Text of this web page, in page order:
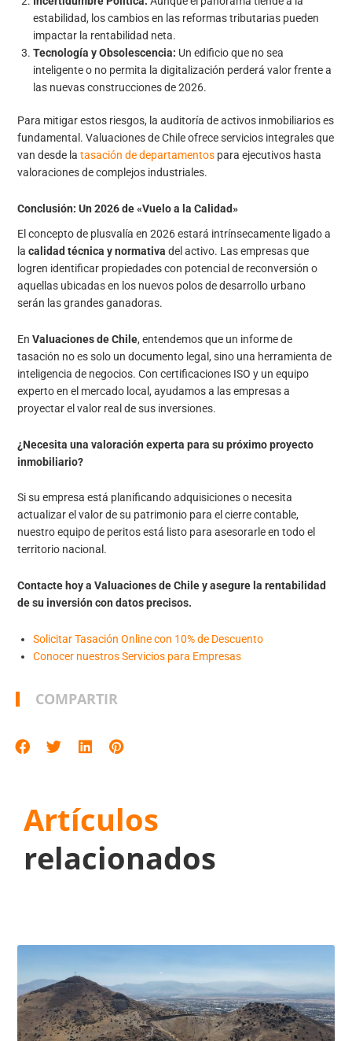
estabilidad, los cambios en las reformas tributarias pueden
impactar la rentabilidad neta.
Tecnología y Obsolescencia: Un edificio que no sea
inteligente o no permita la digitalización perderá valor frente a
las nuevas construcciones de 2026.
Para mitigar estos riesgos, la auditoría de activos inmobiliarios es
fundamental. Valuaciones de Chile ofrece servicios integrales que
van desde latasación de departamentos para ejecutivos hasta
valoraciones de complejos industriales.
Conclusión: Un 2026 de «Vuelo a la Calidad»
El concepto de plusvalía en 2026 estará intrínsecamente ligado a
lacalidad técnica y normativa del activo. Las empresas que
logren identificar propiedades con potencial de reconversión o
aquellas ubicadas en los nuevos polos de desarrollo urbano
serán las grandes ganadoras.
EnValuaciones de Chile, entendemos que un informe de
tasación no es solo un documento legal, sino una herramienta de
inteligencia de negocios. Con certificaciones ISO y un equipo
experto en el mercado local, ayudamos a las empresas a
proyectar el valor real de sus inversiones.
¿Necesita una valoración experta para su próximo proyecto
inmobiliario?
Si su empresa está planificando adquisiciones o necesita
actualizar el valor de su patrimonio para el cierre contable,
nuestro equipo de peritos está listo para asesorarle en todo el
territorio nacional.
Contacte hoy a Valuaciones de Chile y asegure la rentabilidad
de su inversión con datos precisos.
Solicitar Tasación Online con 10% de Descuento
Conocer nuestros Servicios para Empresas
COMPARTIR
Artículos
relacionados